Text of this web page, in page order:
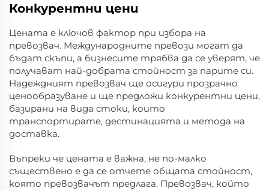
Конкурентни цени
Цената е ключов фактор при избора на
превозвач. Международните превози могат да
бъдат скъпи, а бизнесите трябва да се уверят, че
получават най-добрата стойност за парите си.
Надеждният превозвач ще осигури прозрачно
ценообразуване и ще предложи конкурентни цени,
базирани на вида стоки, които
транспортирате, дестинацията и метода на
доставка.
Въпреки че цената е важна, не по-малко
съществено е да се отчете общата стойност,
която превозвачът предлага. Превозвач, който